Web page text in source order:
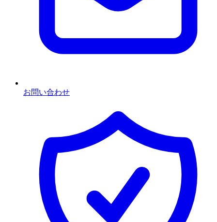
お問い合わせ